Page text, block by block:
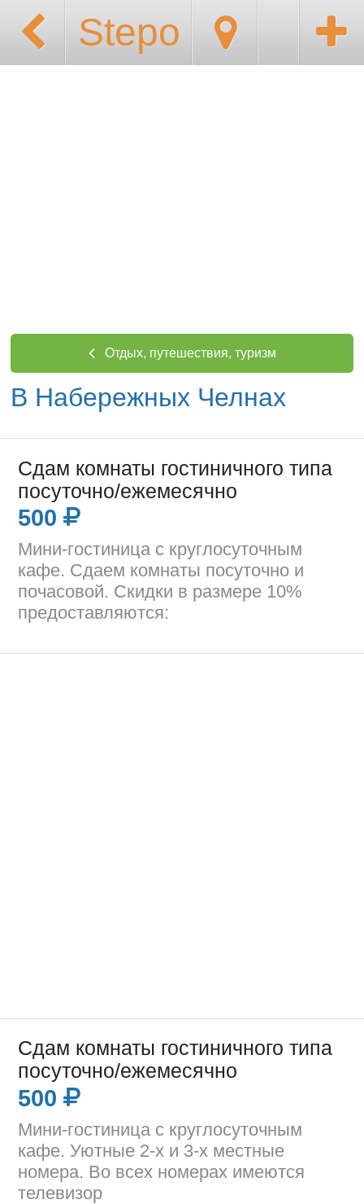
Stepo
Отдых, путешествия, туризм
В Набережных Челнах
Сдам комнаты гостиничного типа
посуточно/ежемесячно
500
Мини-гостиница с круглосуточным
кафе. Сдаем комнаты посуточно и
почасовой. Скидки в размере 10%
предоставляются:
Сдам комнаты гостиничного типа
посуточно/ежемесячно
500
Мини-гостиница с круглосуточным
кафе. Уютные 2-х и 3-х местные
номера. Во всех номерах имеются
телевизор